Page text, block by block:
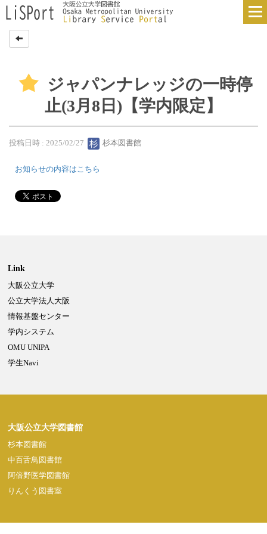
ジャパンナレッジの一時停
止(3月8日)【学内限定】
投稿日時 : 2025/02/27 杉本図書館
お知らせの内容はこちら
Link
大阪公立大学
公立大学法人大阪
情報基盤センター
学内システム
OMU UNIPA
学生Navi
大阪公立大学図書館
杉本図書館
中百舌鳥図書館
阿倍野医学図書館
りんくう図書室